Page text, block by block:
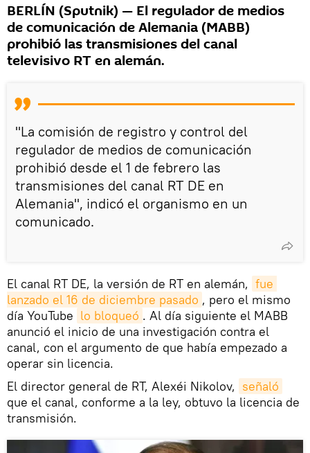
BERLÍN (Sputnik) — El regulador de medios
de comunicación de Alemania (MABB)
prohibió las transmisiones del canal
televisivo RT en alemán.
"La comisión de registro y control del
regulador de medios de comunicación
prohibió desde el 1 de febrero las
transmisiones del canal RT DE en
Alemania", indicó el organismo en un
comunicado.
El canal RT DE, la versión de RT en alemán, fue
lanzado el 16 de diciembre pasado , pero el mismo
día YouTube lo bloqueó . Al día siguiente el MABB
anunció el inicio de una investigación contra el
canal, con el argumento de que había empezado a
operar sin licencia.
El director general de RT, Alexéi Nikolov, señaló
que el canal, conforme a la ley, obtuvo la licencia de
transmisión.